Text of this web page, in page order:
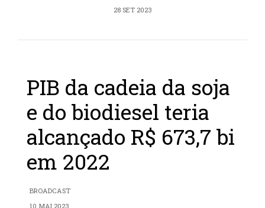
28 SET 2023
PIB da cadeia da soja
e do biodiesel teria
alcançado R$ 673,7 bi
em 2022
BROADCAST
10 MAI 2023